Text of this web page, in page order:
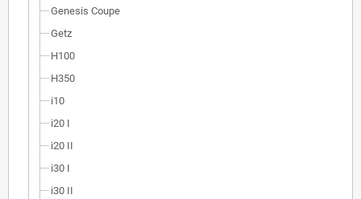
Genesis Coupe
Getz
H100
H350
i10
i20 I
i20 II
i30 I
i30 II